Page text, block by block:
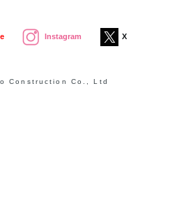
Instagram X
Construction Co., Ltd